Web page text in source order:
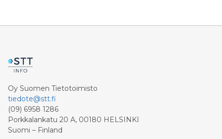
Oy Suomen Tietotoimisto
tiedote@stt.fi
(09) 6958 1286
Porkkalankatu 20 A, 00180 HELSINKI
Suomi – Finland